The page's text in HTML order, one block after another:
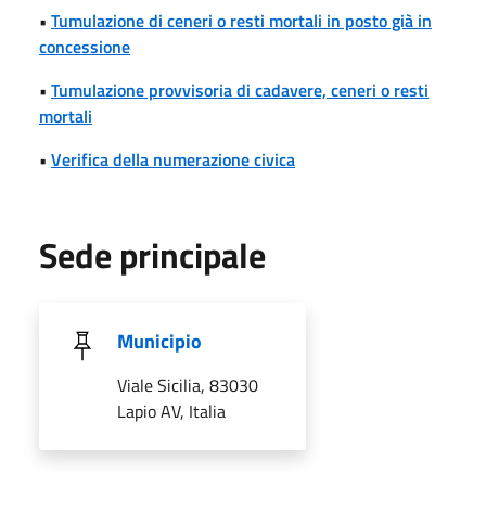
• Tumulazione di ceneri o resti mortali in posto già in
concessione
• Tumulazione provvisoria di cadavere, ceneri o resti
mortali
• Verifica della numerazione civica
Sede principale
Municipio
Viale Sicilia, 83030
Lapio AV, Italia